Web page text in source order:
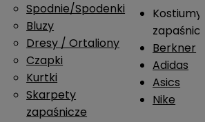
Spodnie/Spodenki
Bluzy
Dresy / Ortaliony
Czapki
Kurtki
Skarpety
zapaśnicze
Kostiumy
Berkner
Adidas
Asics
Nike